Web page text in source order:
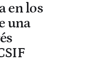
en los
una